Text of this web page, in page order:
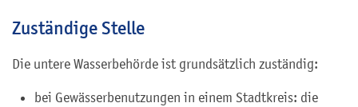
Zuständige Stelle
Die untere Wasserbehörde ist grundsätzlich zuständig:
bei Gewässerbenutzungen in einem Stadtkreis: die